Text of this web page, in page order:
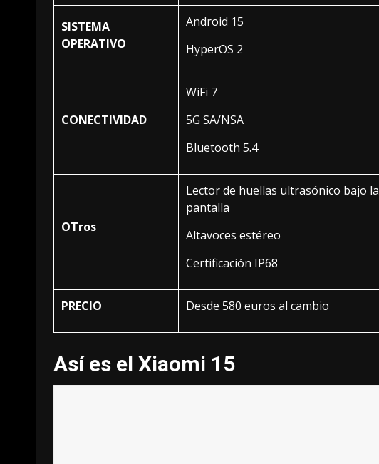
SISTEMA
OPERATIVO
Android 15
HyperOS 2
CONECTIVIDAD
WiFi 7
5G SA/NSA
Bluetooth 5.4
OTros
Lector de huellas ultrasónico bajo la
pantalla
Altavoces estéreo
Certificación IP68
PRECIO Desde 580 euros al cambio
Así es el Xiaomi 15